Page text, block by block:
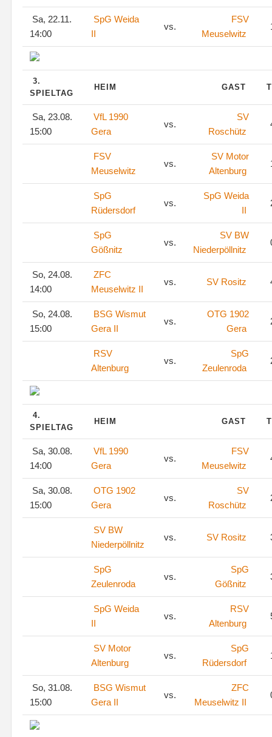
Sa, 22.11.
14:00
SpG Weida
II
vs.
FSV
Meuselwitz
3.
SPIELTAG
HEIM GAST
Sa, 23.08.
15:00
VfL 1990
Gera
vs.
SV
Roschütz
FSV
Meuselwitz
vs.
SV Motor
Altenburg
SpG
Rüdersdorf
vs.
SpG Weida
II
SpG
Gößnitz
vs.
SV BW
Niederpöllnitz
So, 24.08.
14:00
ZFC
Meuselwitz II
vs. SV Rositz
So, 24.08.
15:00
BSG Wismut
Gera II
vs.
OTG 1902
Gera
RSV
Altenburg
vs.
SpG
Zeulenroda
4.
SPIELTAG
HEIM GAST
Sa, 30.08.
14:00
VfL 1990
Gera
vs.
FSV
Meuselwitz
Sa, 30.08.
15:00
OTG 1902
Gera
vs.
SV
Roschütz
SV BW
Niederpöllnitz
vs. SV Rositz
SpG
Zeulenroda
vs.
SpG
Gößnitz
SpG Weida
II
vs.
RSV
Altenburg
SV Motor
Altenburg
vs.
SpG
Rüdersdorf
So, 31.08.
15:00
BSG Wismut
Gera II
vs.
ZFC
Meuselwitz II